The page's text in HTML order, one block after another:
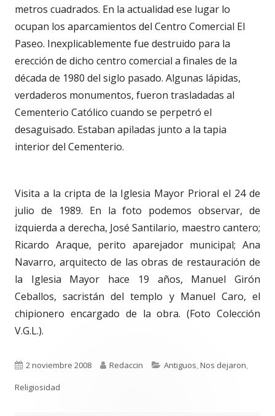
metros cuadrados. En la actualidad ese lugar lo
ocupan los aparcamientos del Centro Comercial El
Paseo. Inexplicablemente fue destruido para la
erección de dicho centro comercial a finales de la
década de 1980 del siglo pasado. Algunas lápidas,
verdaderos monumentos, fueron trasladadas al
Cementerio Católico cuando se perpetró el
desaguisado. Estaban apiladas junto a la tapia
interior del Cementerio.
Visita a la cripta de la Iglesia Mayor Prioral el 24 de
julio de 1989. En la foto podemos observar, de
izquierda a derecha, José Santilario, maestro cantero;
Ricardo Araque, perito aparejador municipal; Ana
Navarro, arquitecto de las obras de restauración de
la Iglesia Mayor hace 19 años, Manuel Girón
Ceballos, sacristán del templo y Manuel Caro, el
chipionero encargado de la obra. (Foto Colección
V.G.L.).
Publicado
el
2 noviembre 2008 Autor
Redaccin Categorías
Antiguos,Nos dejaron,
Religiosidad